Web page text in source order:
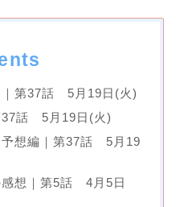
｜第37話 5月19日(火)
37話 5月19日(火)
予想編｜第37話 5月19
感想｜第5話 4月5日